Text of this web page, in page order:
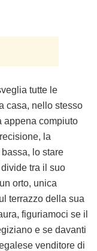
tutte le
casa, nello stesso
appena compiuto
la
lo stare
tra il suo
orto, unica
terrazzo della sua
figuriamoci se il
e se davanti
venditore di